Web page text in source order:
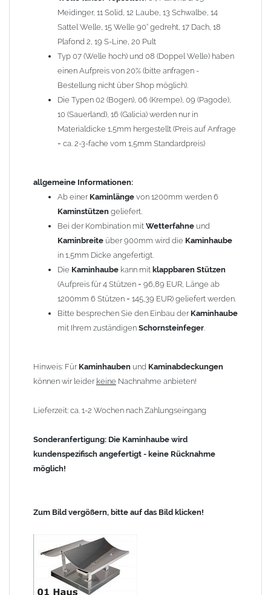
Lieferzeit: ca. 1-2 Wochen nach Zahlungseingang
Sonderanfertigung: Die Kaminhaube wird kundenspezifisch
angefertigt - keine Rücknahme möglich!
Zum Bild vergößern, bitte auf das Bild klicken!
Meidinger, 11 Solid, 12 Laube, 13 Schwalbe, 14
Sattel Welle, 15 Welle 90° gedreht, 17 Dach, 18
Plafond 2, 19 S-Line, 20 Pult
Typ 07 (Welle hoch) und 08 (Doppel Welle) haben
einen Aufpreis von 20% (bitte anfragen -
Bestellung nicht über Shop möglich).
Die Typen 02 (Bogen), 06 (Krempe), 09 (Pagode),
10 (Sauerland), 16 (Galicia) werden nur in
Materialdicke 1,5mm hergestellt (Preis auf Anfrage
= ca. 2-3-fache vom 1,5mm Standardpreis)
allgemeine Informationen:
Ab einer Kaminlänge von 1200mm werden 6
Kaminstützen geliefert.
Bei der Kombination mit Wetterfahne und
Kaminbreite über 900mm wird die Kaminhaube
in 1,5mm Dicke angefertigt.
Die Kaminhaube kann mit klappbaren Stützen
(Aufpreis für 4 Stützen = 96,89 EUR, Länge ab
1200mm 6 Stützen = 145,39 EUR) geliefert werden.
Bitte besprechen Sie den Einbau der Kaminhaube
mit Ihrem zuständigen Schornsteinfeger.
Hinweis: Für Kaminhauben und Kaminabdeckungen
können wir leider keine Nachnahme anbieten!
Lieferzeit: ca. 1-2 Wochen nach Zahlungseingang
Sonderanfertigung: Die Kaminhaube wird
kundenspezifisch angefertigt - keine Rücknahme
möglich!
Zum Bild vergößern, bitte auf das Bild klicken!